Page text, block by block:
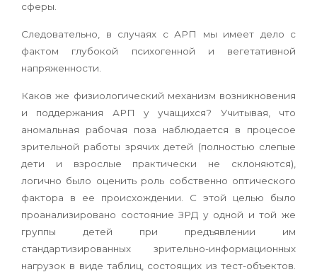
сферы.
Следовательно, в случаях с АРП мы имеет дело с
фактом глубокой психогенной и вегетативной
напряженности.
Каков же физиологический механизм возникновения
и поддержания АРП у учащихся? Учитывая, что
аномальная рабочая поза наблюдается в процесое
зрительной работы зрячих детей (полностью слепые
дети и взрослые практически не склоняются),
логично было оценить роль собственно оптического
фактора в ее происхождении. С этой целью было
проанализировано состояние ЗРД у одной и той же
группы детей при предъявлении им
стандартизированных зрительно-информационных
нагрузок в виде таблиц, состоящих из тест-объектов.